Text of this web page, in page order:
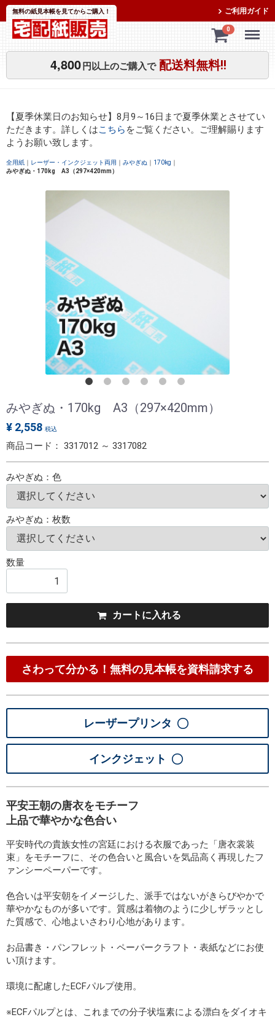
ご利用ガイド
無料の紙見本帳を見てからご購入！
0
4,800 円以上のご購入で 配送料無料!!
Menu
【夏季休業日のお知らせ】8月9～16日まで夏季休業とさせてい
ただきます。詳しくはこちら をご覧ください。ご理解賜ります
ようお願い致します。
全用紙 レーザー・インクジェット両用 みやぎぬ
170kg
みやぎぬ・170kg A3（297×420mm）
みやぎぬ・170kg A3（297×420mm）
¥ 2,558 税込
商品コード： 3317012 ～ 3317082
みやぎぬ：色
みやぎぬ：枚数
数量
カート に入れる
さわって分かる！無料の見本帳を資料請求する
レーザープリンタ
インクジェット
平安王朝の唐衣をモチーフ
上品で華やかな色合い
平安時代の貴族女性の宮廷における衣服であった「唐衣裳装
束」をモチーフに、その色合いと風合いを気品高く再現したフ
ァンシーペーパーです。
色合いは平安朝をイメージした、派手ではないがきらびやかで
華やかなものが多いです。質感は着物のように少しザラッとし
た質感で、心地よいさわり心地があります。
お品書き・パンフレット・ペーパークラフト・表紙などにお使
い頂けます。
環境に配慮したECFパルプ使用。
※ECFパルプとは、これまでの分子状塩素による漂白をダイオキ